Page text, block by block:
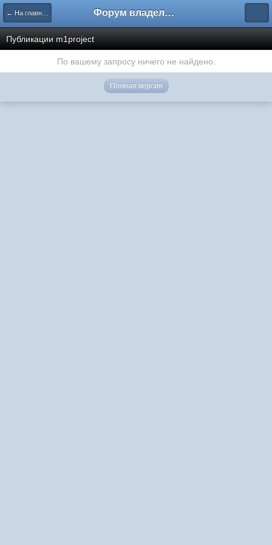
← На главную Форум владельцев интернет-магазинов
Публикации m1project
По вашему запросу ничего не найдено.
Полная версия